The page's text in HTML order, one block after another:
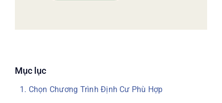
Mục lục
1. Chọn Chương Trình Định Cư Phù Hợp